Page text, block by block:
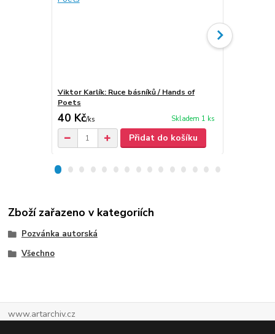
Viktor Karlík: Ruce básníků / Hands of
Poets
40 Kč/ks Skladem 1 ks
Přidat do košíku
Zboží zařazeno v kategoriích
Pozvánka autorská
Všechno
www.artarchiv.cz